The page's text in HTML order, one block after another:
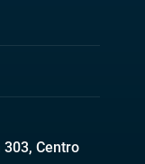
303, Centro